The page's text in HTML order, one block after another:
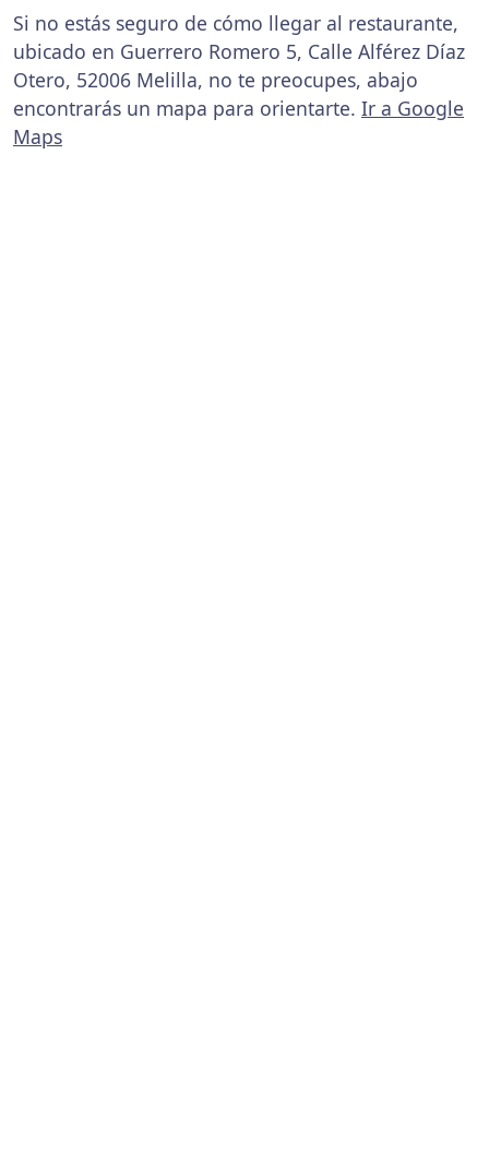
Si no estás seguro de cómo llegar al restaurante,
ubicado en Guerrero Romero 5, Calle Alférez Díaz
Otero, 52006 Melilla, no te preocupes, abajo
encontrarás un mapa para orientarte. Ir a Google
Maps